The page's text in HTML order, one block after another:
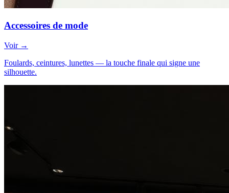
Accessoires de mode
Voir →
Foulards, ceintures, lunettes — la touche finale qui signe une
silhouette.